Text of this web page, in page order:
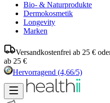
Bio- & Naturprodukte
Dermokosmetik
Longevity
Marken
Versandkostenfrei ab 25 €
ab 25 €
Hervorragend (4,66/5)